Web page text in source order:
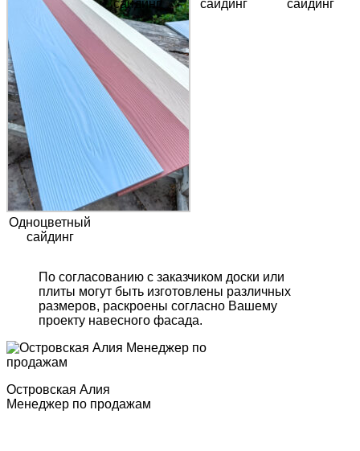
Одноцветный
сайдинг
сайдинг сайдинг сайдинг
По согласованию с заказчиком доски или
плиты могут быть изготовлены различных
размеров, раскроены согласно Вашему
проекту навесного фасада.
Островская Алия
Менеджер по продажам